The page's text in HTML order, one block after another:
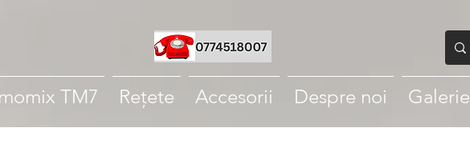
TM7 Rețete Accesorii Despre noi Galerie